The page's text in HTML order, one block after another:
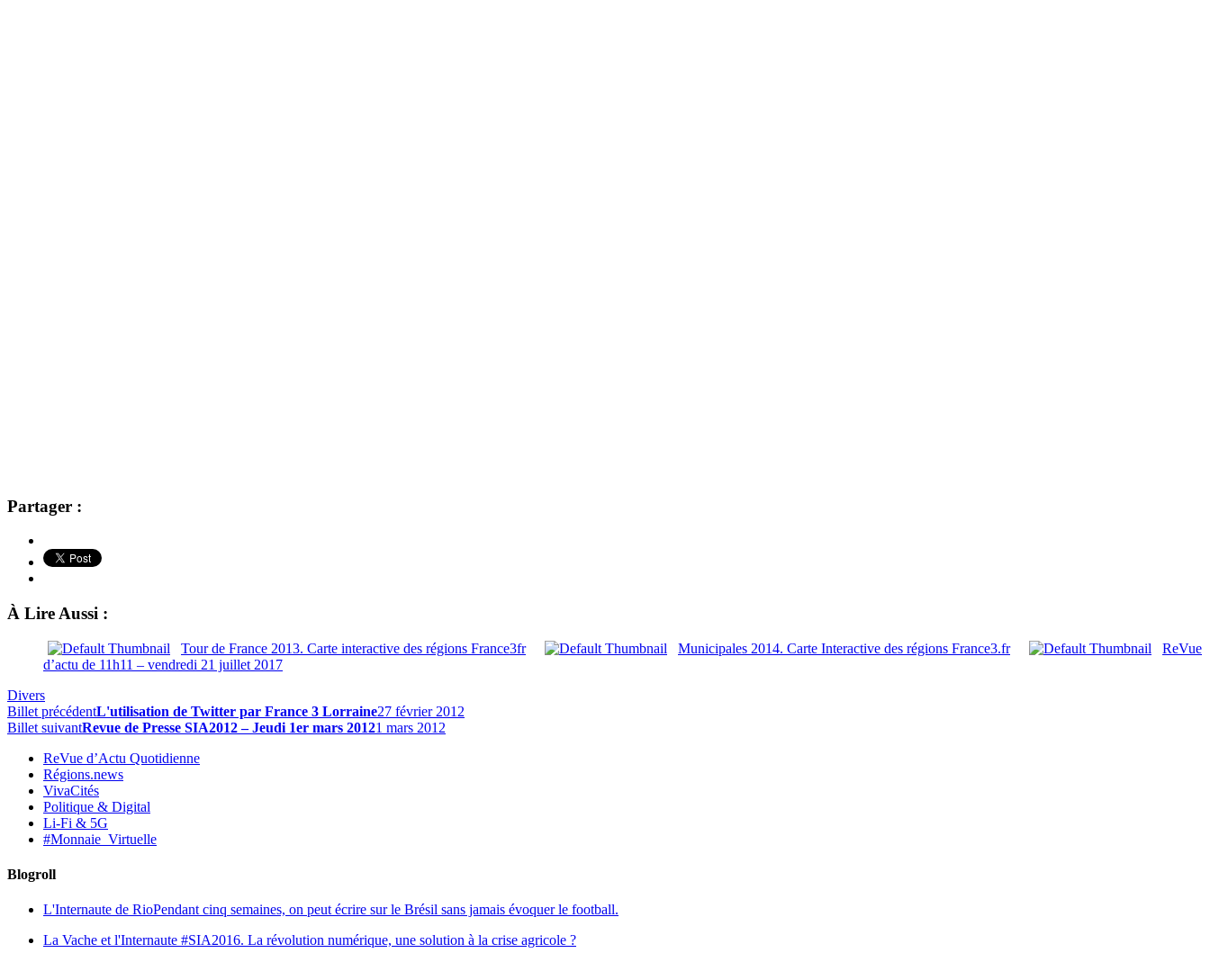
Partager :
À Lire Aussi :
Tour de France 2013. Carte interactive des régions France3fr Municipales 2014. Carte Interactive des régions France3.fr
ReVue
d’actu de 11h11 – vendredi 21 juillet 2017
Divers
Billet précédentL'utilisation de Twitter par France 3 Lorraine27 février 2012
Billet suivantRevue de Presse SIA2012 – Jeudi 1er mars 20121 mars 2012
ReVue d’Actu Quotidienne
Régions.news
VivaCités
Politique & Digital
Li-Fi & 5G
#Monnaie_Virtuelle
Blogroll
L'Internaute de RioPendant cinq semaines, on peut écrire sur le Brésil sans jamais évoquer le football.
La Vache et l'Internaute #SIA2016. La révolution numérique, une solution à la crise agricole ?